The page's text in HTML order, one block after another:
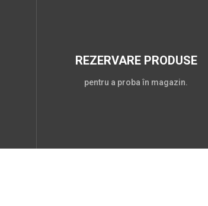
REZERVARE PRODUSE
pentru a proba în magazin.